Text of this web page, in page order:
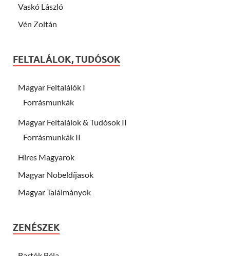
Vaskó László
Vén Zoltán
FELTALÁLOK, TUDÓSOK
Magyar Feltalálók I
Forrásmunkák
Magyar Feltalálok & Tudósok II
Forrásmunkák II
Híres Magyarok
Magyar Nobeldíjasok
Magyar Találmányok
ZENÉSZEK